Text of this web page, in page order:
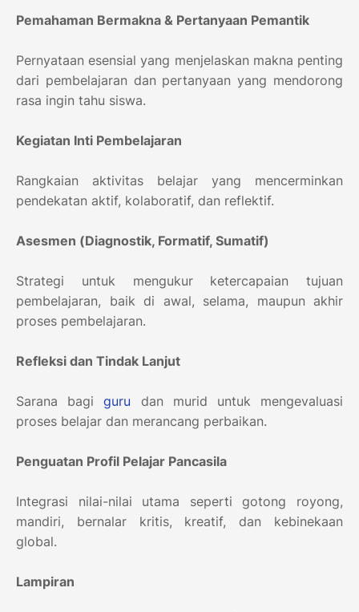
Pemahaman Bermakna & Pertanyaan Pemantik
Pernyataan esensial yang menjelaskan makna penting
dari pembelajaran dan pertanyaan yang mendorong
rasa ingin tahu siswa.
Kegiatan Inti Pembelajaran
Rangkaian aktivitas belajar yang mencerminkan
pendekatan aktif, kolaboratif, dan reflektif.
Asesmen (Diagnostik, Formatif, Sumatif)
Strategi untuk mengukur ketercapaian tujuan
pembelajaran, baik di awal, selama, maupun akhir
proses pembelajaran.
Refleksi dan Tindak Lanjut
Sarana bagiguru dan murid untuk mengevaluasi
proses belajar dan merancang perbaikan.
Penguatan Profil Pelajar Pancasila
Integrasi nilai-nilai utama seperti gotong royong,
mandiri, bernalar kritis, kreatif, dan kebinekaan
global.
Lampiran